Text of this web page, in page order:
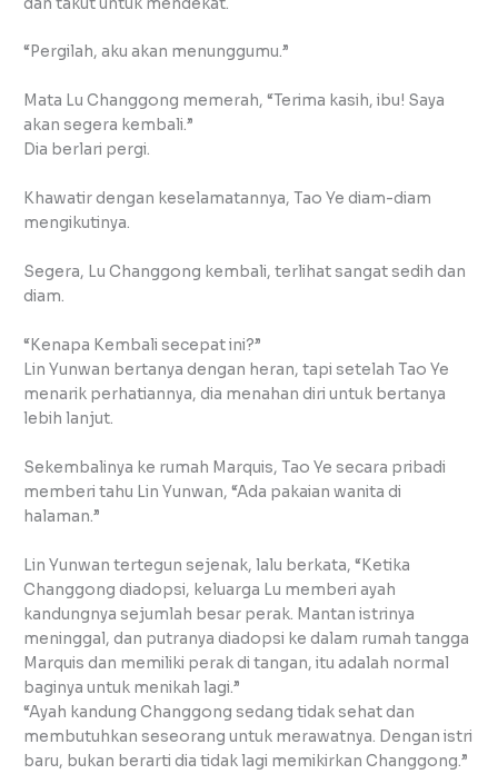
“Pergilah, aku akan menunggumu.”
Mata Lu Changgong memerah, “Terima kasih, ibu! Saya
akan segera kembali.”
Dia berlari pergi.
Khawatir dengan keselamatannya, Tao Ye diam-diam
mengikutinya.
Segera, Lu Changgong kembali, terlihat sangat sedih dan
diam.
“Kenapa Kembali secepat ini?”
Lin Yunwan bertanya dengan heran, tapi setelah Tao Ye
menarik perhatiannya, dia menahan diri untuk bertanya
lebih lanjut.
Sekembalinya ke rumah Marquis, Tao Ye secara pribadi
memberi tahu Lin Yunwan, “Ada pakaian wanita di
halaman.”
Lin Yunwan tertegun sejenak, lalu berkata, “Ketika
Changgong diadopsi, keluarga Lu memberi ayah
kandungnya sejumlah besar perak. Mantan istrinya
meninggal, dan putranya diadopsi ke dalam rumah tangga
Marquis dan memiliki perak di tangan, itu adalah normal
baginya untuk menikah lagi.”
“Ayah kandung Changgong sedang tidak sehat dan
membutuhkan seseorang untuk merawatnya. Dengan istri
baru, bukan berarti dia tidak lagi memikirkan Changgong.”